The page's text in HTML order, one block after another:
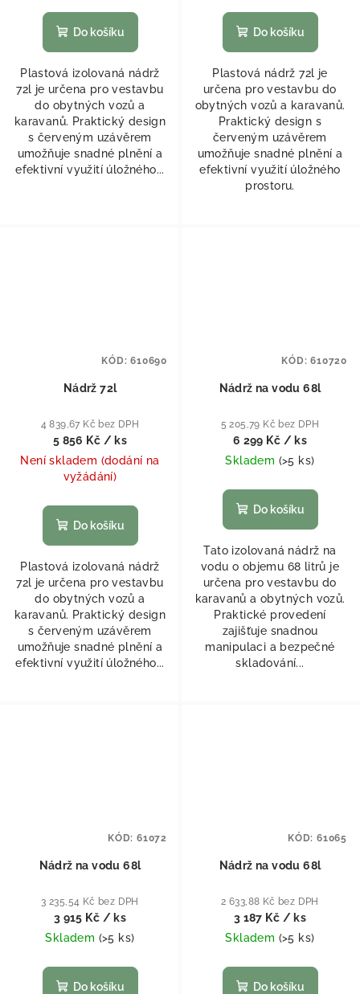
Do košíku
Plastová izolovaná nádrž
72l je určena pro vestavbu
do obytných vozů a
karavanů. Praktický design
s červeným uzávěrem
umožňuje snadné plnění a
efektivní využití úložného...
Do košíku
Plastová nádrž 72l je
určena pro vestavbu do
obytných vozů a karavanů.
Praktický design s
červeným uzávěrem
umožňuje snadné plnění a
efektivní využití úložného
prostoru.
Nádrž 72l
4 839,67 Kč bez DPH
5 856 Kč / ks
Není skladem (dodání na
vyžádání)
Do košíku
Plastová izolovaná nádrž
72l je určena pro vestavbu
do obytných vozů a
karavanů. Praktický design
s červeným uzávěrem
umožňuje snadné plnění a
efektivní využití úložného...
KÓD:610690
Nádrž na vodu 68l
5 205,79 Kč bez DPH
6 299 Kč / ks
Skladem (>5 ks)
Do košíku
Tato izolovaná nádrž na
vodu o objemu 68 litrů je
určena pro vestavbu do
karavanů a obytných vozů.
Praktické provedení
zajišťuje snadnou
manipulaci a bezpečné
skladování...
KÓD:610720
Nádrž na vodu 68l
3 235,54 Kč bez DPH
3 915 Kč / ks
Skladem (>5 ks)
Do košíku
KÓD: 61072
Nádrž na vodu 68l
2 633,88 Kč bez DPH
3 187 Kč / ks
Skladem (>5 ks)
Do košíku
KÓD: 61065